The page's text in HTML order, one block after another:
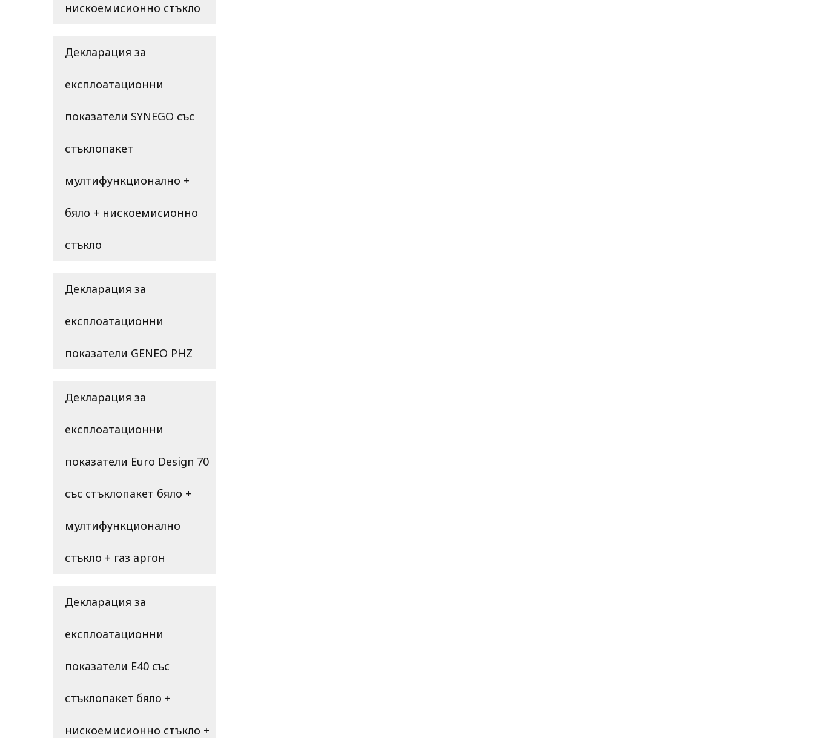
нискоемисионно стъкло
Декларация за
експлоатационни
показатели SYNEGO със
стъклопакет
мултифункционално +
бяло + нискоемисионно
стъкло
Декларация за
експлоатационни
показатели GENEO PHZ
Декларация за
експлоатационни
показатели Euro Design 70
със стъклопакет бяло +
мултифункционално
стъкло + газ аргон
Декларация за
експлоатационни
показатели E40 със
стъклопакет бяло +
нискоемисионно стъкло +